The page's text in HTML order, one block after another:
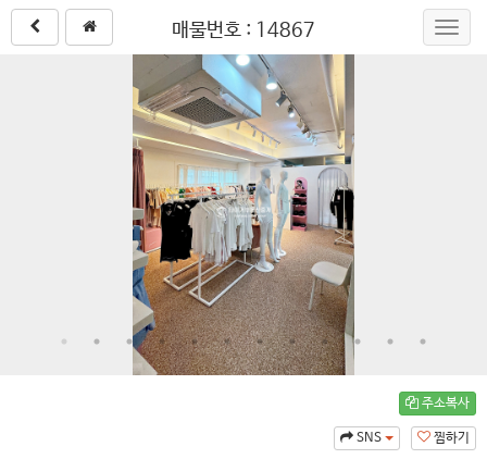
매물번호 : 14867
주소복사
찜하기
SNS